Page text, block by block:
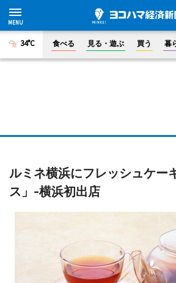
34°C 食べる 見る・遊ぶ 買う 暮
ルミネ横浜にフレッシュケー
ス」-横浜初出店